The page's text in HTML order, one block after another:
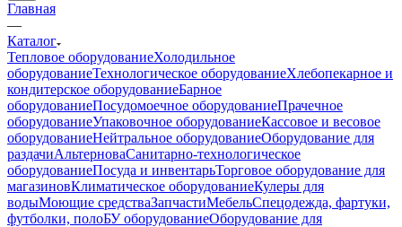
Главная
—
Каталог
Тепловое оборудованиеХолодильное
оборудованиеТехнологическое оборудованиеХлебопекарное и
кондитерское оборудованиеБарное
оборудованиеПосудомоечное оборудованиеПрачечное
оборудованиеУпаковочное оборудованиеКассовое и весовое
оборудованиеНейтральное оборудованиеОборудование для
раздачиАльтерноваСанитарно-технологическое
оборудованиеПосуда и инвентарьТорговое оборудование для
магазиновКлиматическое оборудованиеКулеры для
водыМоющие средстваЗапчастиМебельСпецодежда, фартуки,
футболки, полоБУ оборудованиеОборудование для